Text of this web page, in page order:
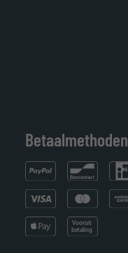
Betaalmethoden